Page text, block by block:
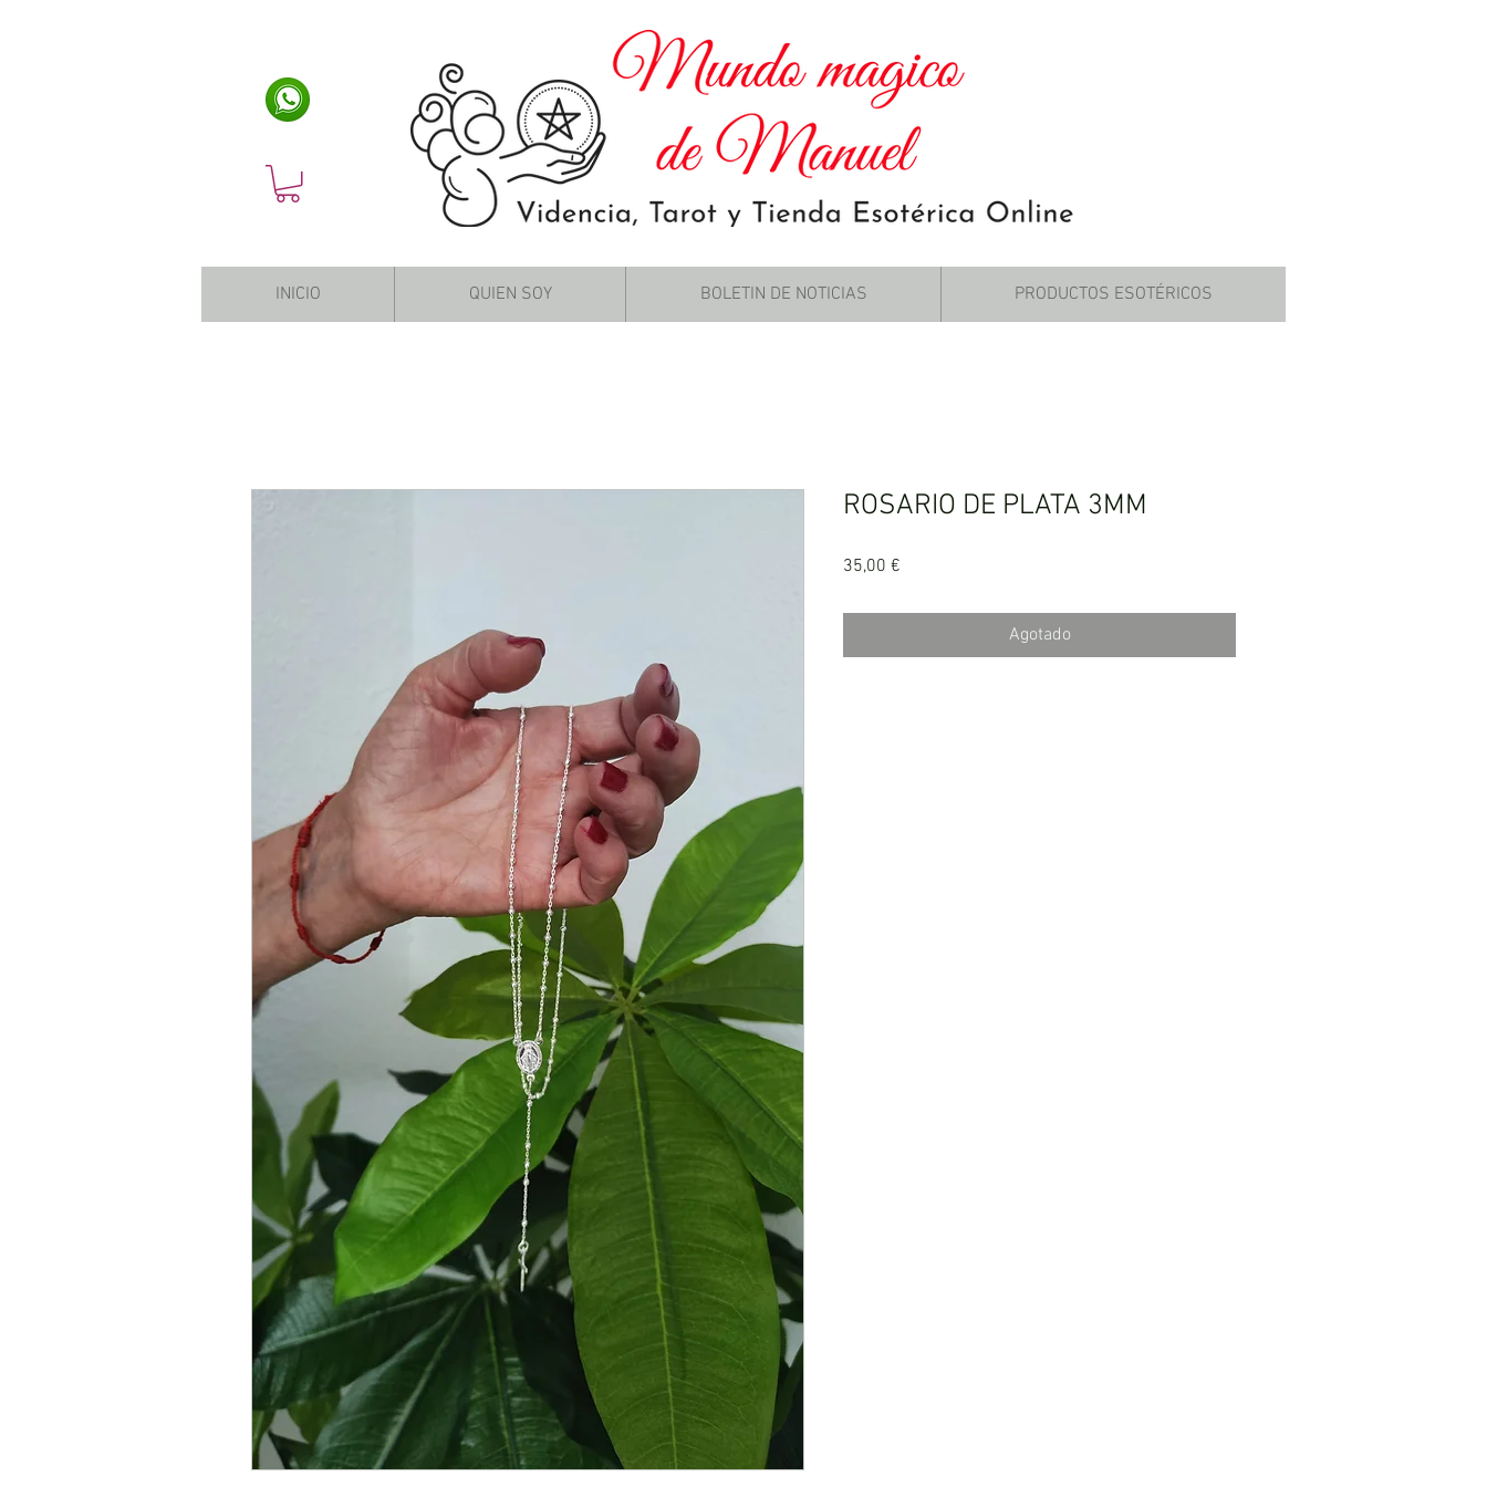
INICIO QUIEN SOY BOLETIN DE NOTICIAS PRODUCTOS ESOTÉRICOS
ROSARIO DE PLATA 3MM
35,00 €
Agotado